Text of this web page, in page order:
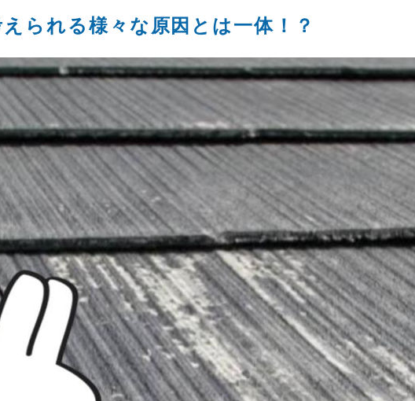
られる様々な原因とは一体！？